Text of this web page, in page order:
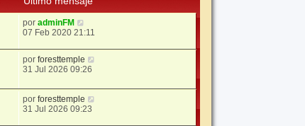
poradminFM
07 Feb 2020 21:11
porforesttemple
31 Jul 2026 09:26
porforesttemple
31 Jul 2026 09:23